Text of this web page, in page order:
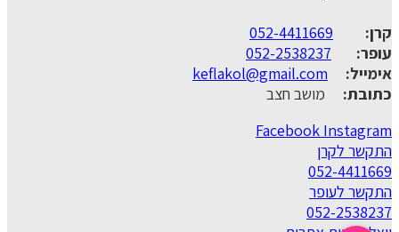
קרן:
052-4411669
עופר:
052-2538237
אימייל:
keflakol@gmail.com
כתובת: מושב חצב
Facebook Instagram
התקשר לקרן
052-4411669
התקשר לעופר
052-2538237